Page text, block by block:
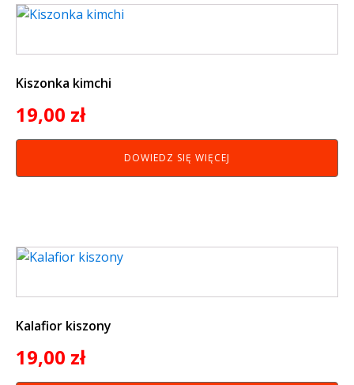
Kiszonka kimchi
19,00 zł
DOWIEDZ SIĘ WIĘCEJ
Kalafior kiszony
19,00 zł